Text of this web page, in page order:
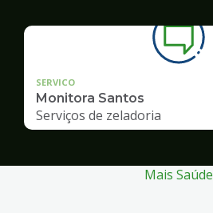
SERVICO
Monitora Santos
Serviços de zeladoria
Mais Saúde